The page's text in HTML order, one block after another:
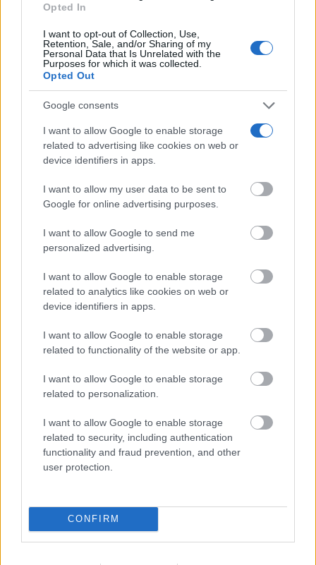
consent section.
Opted In
I want to opt-out of Collection, Use,
Retention, Sale, and/or Sharing of my
Personal Data that Is Unrelated with the
Purposes for which it was collected.
Opted Out
Google consents
I want to allow Google to enable storage
related to advertising like cookies on web or
device identifiers in apps.
I want to allow my user data to be sent to
Google for online advertising purposes.
I want to allow Google to send me
personalized advertising.
I want to allow Google to enable storage
related to analytics like cookies on web or
device identifiers in apps.
I want to allow Google to enable storage
related to functionality of the website or app.
I want to allow Google to enable storage
related to personalization.
I want to allow Google to enable storage
related to security, including authentication
functionality and fraud prevention, and other
user protection.
CONFIRM
Pasaportes que abren puertas
Los pasaportes más poderosos del mundo, ¿está el
¿Sabías que existen?
Estas criaturas existen y parecen sacadas de otro